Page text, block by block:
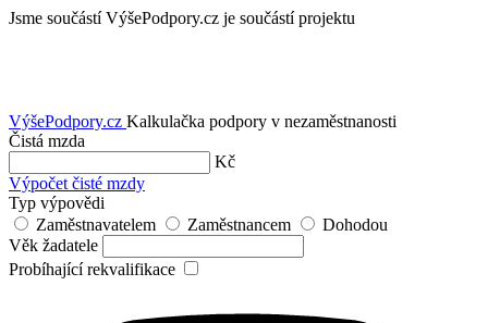
Jsme součástí VýšePodpory.cz je součástí projektu
VýšePodpory.cz Kalkulačka podpory v nezaměstnanosti
Čistá mzda
Kč
Výpočet čisté mzdy
Typ výpovědi
Zaměstnavatelem
Zaměstnancem
Dohodou
Věk žadatele
Probíhající rekvalifikace